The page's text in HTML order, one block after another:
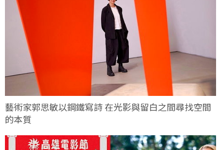
藝術家郭思敏以鋼鐵寫詩 在光影與留白之間尋找空間
的本質